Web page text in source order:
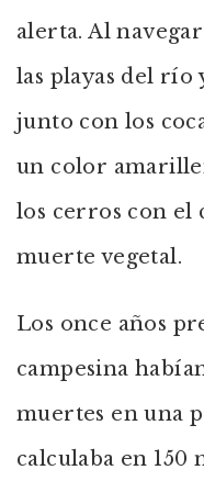
alerta. Al
las playas del río
junto con los
un color
los cerros con el
muerte vegetal.
Los once años
campesina
muertes en una
calculaba en 150